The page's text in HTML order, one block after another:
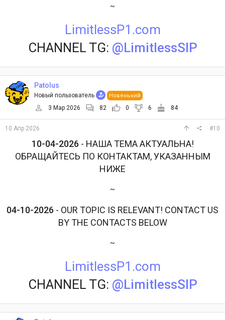
~
LimitlessP1.com
CHANNEL TG: @LimitlessSIP
Patolus
Новый пользователь Новенький
3 Мар 2026 82 0 6 84
10 Апр 2026 #10
10-04-2026 - НАША ТЕМА АКТУАЛЬНА!
ОБРАЩАЙТЕСЬ ПО КОНТАКТАМ, УКАЗАННЫМ
НИЖЕ
~
04-10-2026 - OUR TOPIC IS RELEVANT! CONTACT US
BY THE CONTACTS BELOW
~
LimitlessP1.com
CHANNEL TG: @LimitlessSIP